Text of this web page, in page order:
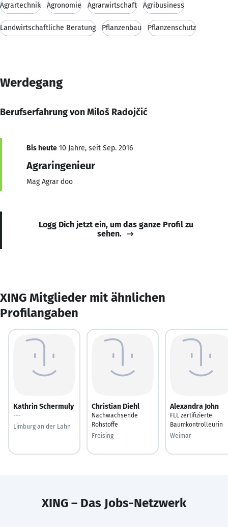
Agrartechnik Agronomie Agrarwirtschaft Agribusiness
Landwirtschaftliche Beratung Pflanzenbau Pflanzenschutz
Werdegang
Berufserfahrung von Miloš Radojčić
Bis heute 10 Jahre, seit Sep. 2016
Agraringenieur
Mag Agrar doo
Logg Dich jetzt ein, um das ganze Profil zu
sehen.
XING Mitglieder mit ähnlichen
Profilangaben
Kathrin Schermuly
---
Limburg an der Lahn
Christian Diehl
Nachwachsende
Rohstoffe
Freising
Alexandra John
FLL zertifizierte
Baumkontrolleurin
Weimar
XING – Das Jobs-Netzwerk